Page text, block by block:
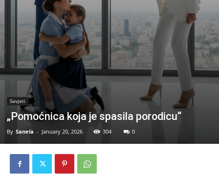
Savjeti
„Pomoćnica koja je spasila porodicu“
By Sanela - January 20, 2026 304 0